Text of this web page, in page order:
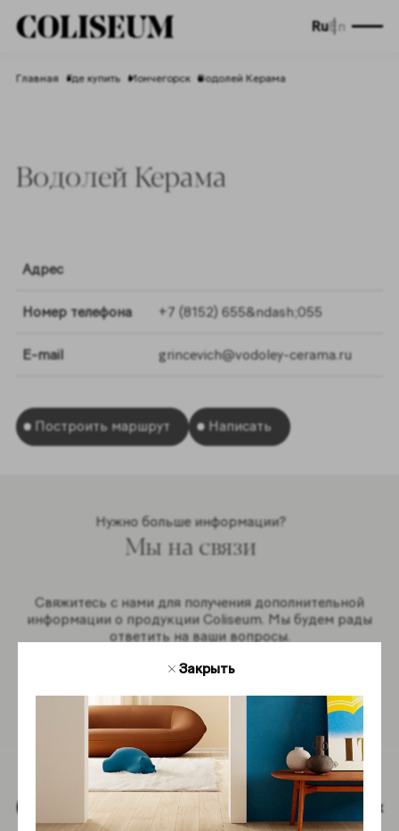
RuEn
Главная Где купить Мончегорск Водолей Керама
Водолей Керама
Адрес
Номер телефона +7 (8152) 655&ndash;055
E-mail grincevich@vodoley-cerama.ru
Построить маршрут Написать
Нужно больше информации?
Мы на связи
Свяжитесь с нами для получения дополнительной
информации о продукции Coliseum. Мы будем рады
ответить на ваши вопросы.
Обратная связь
Закрыть
Наверх